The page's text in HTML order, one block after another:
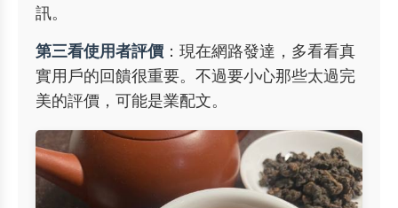
訊。
第三看使用者評價 ：現在網路發達，多看看真
實用戶的回饋很重要。不過要小心那些太過完
美的評價，可能是業配文。